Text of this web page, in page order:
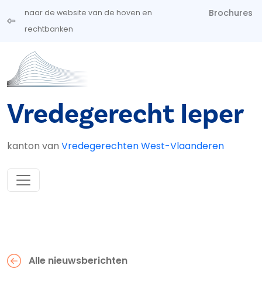
Overslaan en naar de inhoud gaan
naar de website van de hoven en
rechtbanken
Brochures
Vredegerecht Ieper
kanton van Vredegerechten West-Vlaanderen
Alle nieuwsberichten